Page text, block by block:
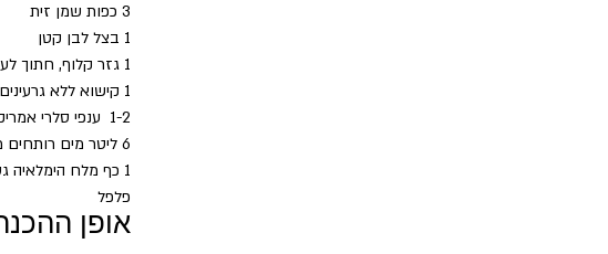
3 כפות שמן זית
1 בצל לבן קטן
1 גזר קלוף, חתוך לעיגולים עבים
1 קישוא ללא גרעינים קלוף, חתוך לעיגולים עבים
1-2  ענפי סלרי אמריקאי ללא עלים (לא חובה)
6 ליטר מים רותחים מקומקום
1 כף מלח הימלאיה גס
פלפל
אופן